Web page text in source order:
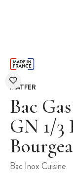
MATFER
Bac
GN 1/3
Bac Inox Cuisine